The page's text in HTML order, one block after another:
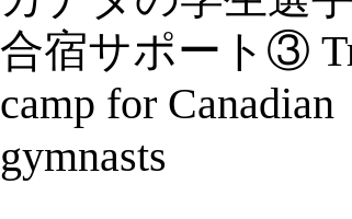
合宿サポート③
camp for Canadian
gymnasts